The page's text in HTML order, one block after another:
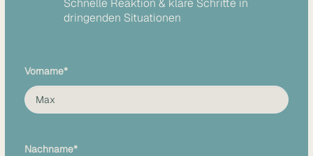
Schnelle Reaktion & klare Schritte in
dringenden Situationen
Vorname*
Nachname*